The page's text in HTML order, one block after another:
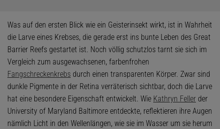
Was auf den ersten Blick wie ein Geisterinsekt wirkt, ist in Wahrheit
die Larve eines Krebses, die gerade erst ins bunte Leben des Great
Barrier Reefs gestartet ist. Noch völlig schutzlos tarnt sie sich im
Vergleich zum ausgewachsenen, farbenfrohen
Fangschreckenkrebs durch einen transparenten Körper. Zwar sind
dunkle Pigmente in der Retina verräterisch sichtbar, doch die Larve
hat eine besondere Eigenschaft entwickelt. Wie Kathryn Feller der
University of Maryland Baltimore entdeckte, reflektieren ihre Augen
nämlich Licht in den Wellenlängen, wie sie im Wasser um sie herum